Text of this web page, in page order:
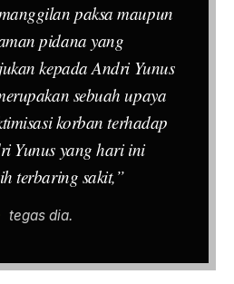
paksa maupun
pidana yang
kepada Andri Yunus
sebuah upaya
korban terhadap
Yunus yang hari ini
terbaring sakit,”
tegas dia.